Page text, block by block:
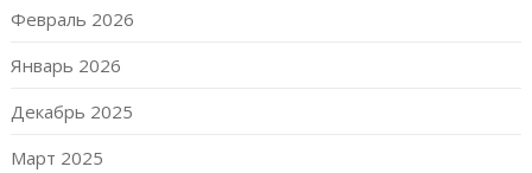
Февраль 2026
Январь 2026
Декабрь 2025
Март 2025